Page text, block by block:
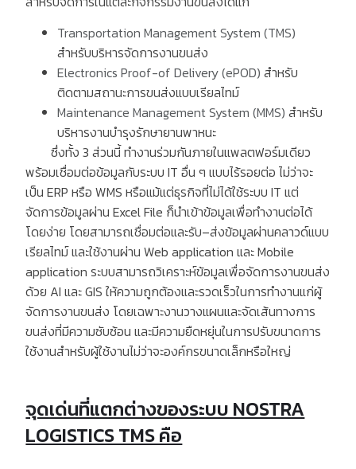
Transportation Management System (TMS)
สำหรับบริหารจัดการงานขนส่ง
Electronics Proof-of Delivery (ePOD) สำหรับ
ติดตามสถานะการขนส่งแบบเรียลไทม์
Maintenance Management System (MMS) สำหรับ
บริหารงานบำรุงรักษายานพาหนะ
ซึ่งทั้ง 3ส่วนนี้ ทำงานร่วมกันภายในแพลตฟอร์มเดียว
พร้อมเชื่อมต่อข้อมูลกับระบบ ITอื่น ๆ แบบไร้รอยต่อ ไม่ว่าจะ
เป็น ERPหรือ WMSหรือแม้แต่ธุรกิจที่ไม่ได้ใช้ระบบ ITแต่
จัดการข้อมูลผ่าน Excel File ก็นำเข้าข้อมูลเพื่อทำงานต่อได้
โดยง่าย โดยสามารถเชื่อมต่อและรับ–ส่งข้อมูลผ่านคลาวด์แบบ
เรียลไทม์ และใช้งานผ่าน Web applicationและMobile
applicationระบบสามารถวิเคราะห์ข้อมูลเพื่อจัดการงานขนส่ง
ด้วย AIและGISให้ความถูกต้องและรวดเร็วในการทำงานแก่ผู้
จัดการงานขนส่ง โดยเฉพาะงานวางแผนและจัดเส้นทางการ
ขนส่งที่มีความซับซ้อน และมีความยืดหยุ่นในการปรับขนาดการ
ใช้งานสำหรับผู้ใช้งานไม่ว่าจะองค์กรขนาดเล็กหรือใหญ่
จุดเด่นที่แตกต่างของระบบ NOSTRA
LOGISTICS TMS คือ